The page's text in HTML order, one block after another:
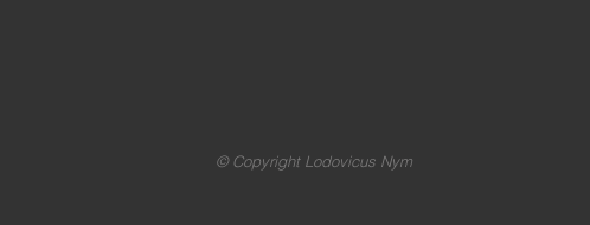
© Copyright Lodovicus Nym